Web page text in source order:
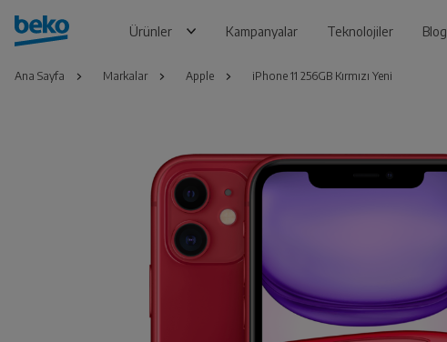
Ürünler Kampanyalar Teknolojiler Blog
Ana Sayfa Markalar Apple iPhone 11 256GB Kırmızı Yeni